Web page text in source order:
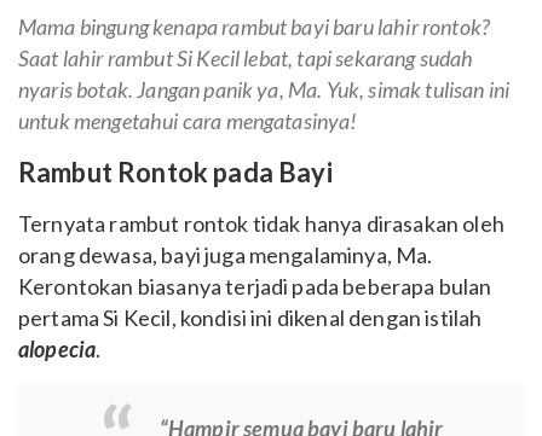
Mama bingung kenapa rambut bayi baru lahir rontok?
Saat lahir rambut Si Kecil lebat, tapi sekarang sudah
nyaris botak. Jangan panik ya, Ma. Yuk, simak tulisan ini
untuk mengetahui cara mengatasinya!
Rambut Rontok pada Bayi
Ternyata rambut rontok tidak hanya dirasakan oleh
orang dewasa, bayi juga mengalaminya, Ma.
Kerontokan biasanya terjadi pada beberapa bulan
pertama Si Kecil, kondisi ini dikenal dengan istilah
alopecia.
“Hampir semua bayi baru lahir